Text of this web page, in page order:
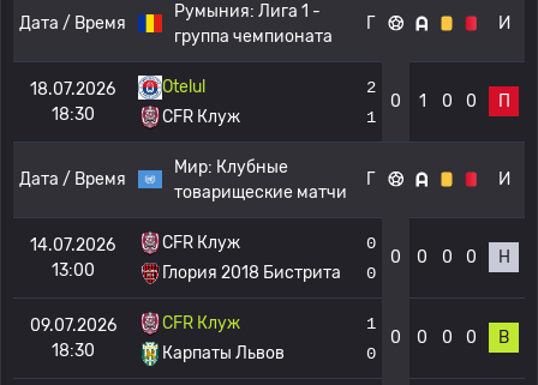
Дата / Время
Румыния: Лига 1 -
группа чемпионата
Г И
18.07.2026
18:30
Otelul
CFR Клуж
2
1
0 1 0 0 П
Дата / Время
Мир: Клубные
товарищеские матчи
Г И
14.07.2026
13:00
CFR Клуж
Глория 2018 Бистрита
0
0
0 0 0 0 Н
09.07.2026
18:30
CFR Клуж
Карпаты Львов
1
0
0 0 0 0 В